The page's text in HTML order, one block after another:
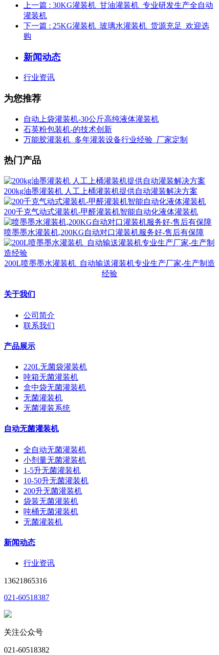
上一篇 : 30KG灌装机_甘油灌装机_专业研发生产全自动
灌装机
下一篇 : 25KG灌装机_玻璃水灌装机_货源充足_欢迎选
购
新闻动态
行业资讯
为您推荐
自动上袋灌装机-30公斤高纯液体灌装机
石英粉包装机-的技术创新
万能胶灌装机_多年灌装设备行业经验_厂家定制
热门产品
200kg油墨灌装机 人工上桶灌装机提供自动灌装解决方案
200千克气动式灌装机-甲醛灌装机智能自动化液体灌装机
喷墨墨水灌装机,200KG自动对口灌装机服务好-售后有保障
200L喷墨墨水灌装机_自动输送灌装机专业生产厂家-生产制造
经验
关于我们
公司简介
联系我们
产品展示
220L无菌袋灌装机
吨箱无菌灌装机
盒中袋无菌灌装机
无菌灌装机
无菌灌装系统
自动无菌灌装机
全自动无菌灌装机
小剂量无菌灌装机
1-5升无菌灌装机
10-50升无菌灌装机
200升无菌灌装机
袋装无菌灌装机
吨桶无菌灌装机
无菌灌装机
新闻动态
行业资讯
13621865316
021-60518387
关注公众号
021-60518382